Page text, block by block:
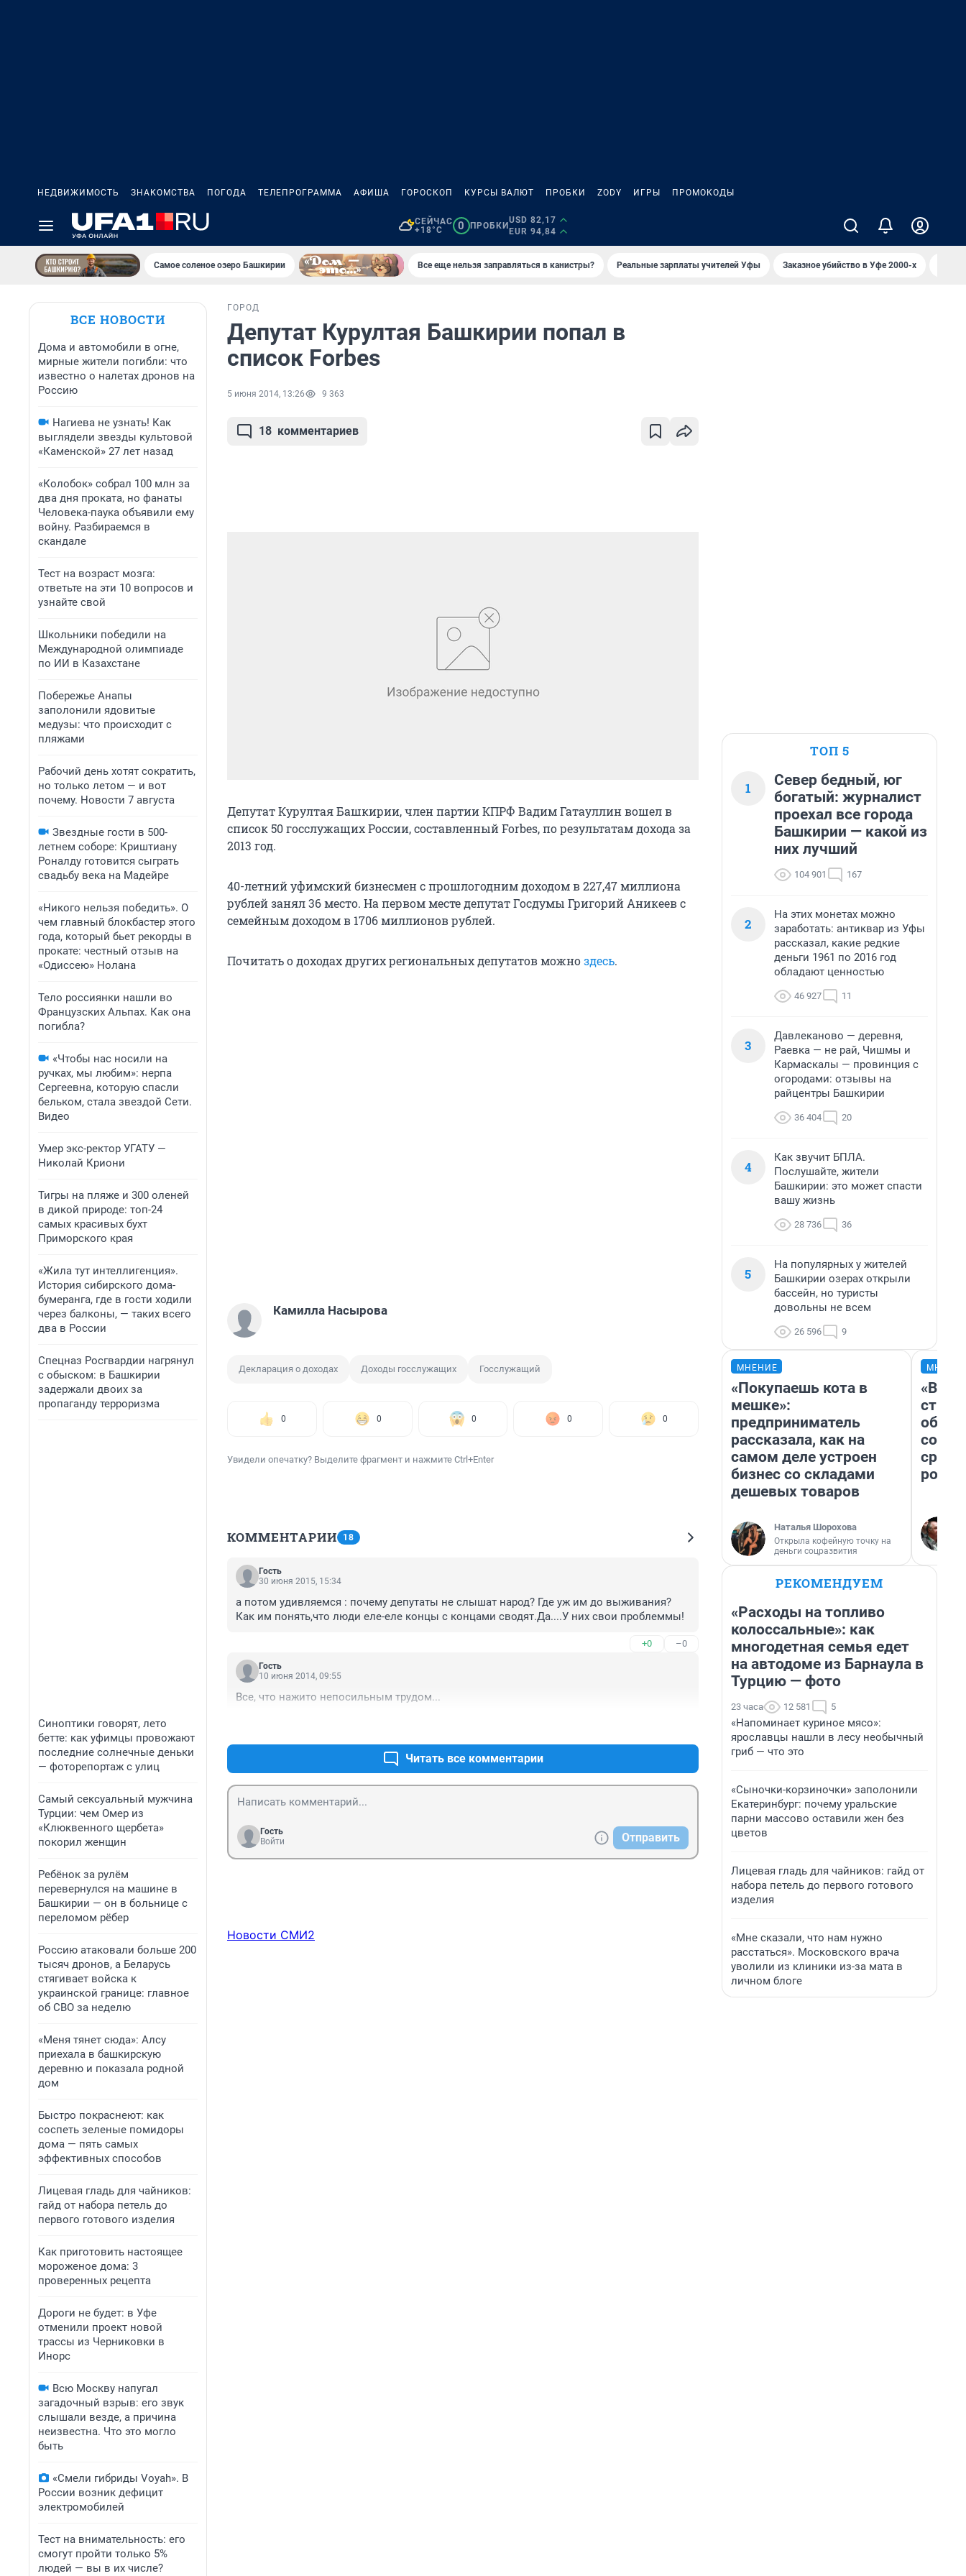
НЕДВИЖИМОСТЬ ЗНАКОМСТВА ПОГОДА ТЕЛЕПРОГРАММА АФИША ГОРОСКОП КУРСЫ ВАЛЮТ ПРОБКИ ZODY ИГРЫ ПРОМОКОДЫ
СЕЙЧАС
+18°C
0 ПРОБКИ
USD 82,17
EUR 94,84
Самое соленое озеро Башкирии Все еще нельзя заправляться в канистры? Реальные зарплаты учителей Уфы Заказное убийство в Уфе 2000-х
ВСЕ НОВОСТИ
Дома и автомобили в огне,
мирные жители погибли: что
известно о налетах дронов на
Россию
Нагиева не узнать! Как
выглядели звезды культовой
«Каменской» 27 лет назад
«Колобок» собрал 100 млн за
два дня проката, но фанаты
Человека-паука объявили ему
войну. Разбираемся в
скандале
Тест на возраст мозга:
ответьте на эти 10 вопросов и
узнайте свой
Школьники победили на
Международной олимпиаде
по ИИ в Казахстане
Побережье Анапы
заполонили ядовитые
медузы: что происходит с
пляжами
Рабочий день хотят сократить,
но только летом — и вот
почему. Новости 7 августа
Звездные гости в 500-
летнем соборе: Криштиану
Роналду готовится сыграть
свадьбу века на Мадейре
«Никого нельзя победить». О
чем главный блокбастер этого
года, который бьет рекорды в
прокате: честный отзыв на
«Одиссею» Нолана
Тело россиянки нашли во
Французских Альпах. Как она
погибла?
«Чтобы нас носили на
ручках, мы любим»: нерпа
Сергеевна, которую спасли
бельком, стала звездой Сети.
Видео
Умер экс-ректор УГАТУ —
Николай Криони
Тигры на пляже и 300 оленей
в дикой природе: топ-24
самых красивых бухт
Приморского края
«Жила тут интеллигенция».
История сибирского дома-
бумеранга, где в гости ходили
через балконы, — таких всего
два в России
Спецназ Росгвардии нагрянул
с обыском: в Башкирии
задержали двоих за
пропаганду терроризма
Синоптики говорят, лето
бетте: как уфимцы провожают
последние солнечные деньки
— фоторепортаж с улиц
Самый сексуальный мужчина
Турции: чем Омер из
«Клюквенного щербета»
покорил женщин
Ребёнок за рулём
перевернулся на машине в
Башкирии — он в больнице с
переломом рёбер
Россию атаковали больше 200
тысяч дронов, а Беларусь
стягивает войска к
украинской границе: главное
об СВО за неделю
«Меня тянет сюда»: Алсу
приехала в башкирскую
деревню и показала родной
дом
Быстро покраснеют: как
соспеть зеленые помидоры
дома — пять самых
эффективных способов
Лицевая гладь для чайников:
гайд от набора петель до
первого готового изделия
Как приготовить настоящее
мороженое дома: 3
проверенных рецепта
Дороги не будет: в Уфе
отменили проект новой
трассы из Черниковки в
Инорс
Всю Москву напугал
загадочный взрыв: его звук
слышали везде, а причина
неизвестна. Что это могло
быть
«Смели гибриды Voyah». В
России возник дефицит
электромобилей
Тест на внимательность: его
смогут пройти только 5%
людей — вы в их числе?
ГОРОД
Депутат Курултая Башкирии попал в
список Forbes
5 июня 2014, 13:26 9 363
18 комментариев
Депутат Курултая Башкирии, член партии КПРФ Вадим Гатауллин вошел в
список 50 госслужащих России, составленный Forbes, по результатам дохода за
2013 год.
40-летний уфимский бизнесмен с прошлогодним доходом в 227,47 миллиона
рублей занял 36 место. На первом месте депутат Госдумы Григорий Аникеев с
семейным доходом в 1706 миллионов рублей.
Почитать о доходах других региональных депутатов можноздесь.
Камилла Насырова
Декларация о доходах Доходы госслужащих Госслужащий
0 0 0 0 0
Увидели опечатку? Выделите фрагмент и нажмите Ctrl+Enter
КОММЕНТАРИИ 18
Гость
30 июня 2015, 15:34
а потом удивляемся : почему депутаты не слышат народ? Где уж им до выживания?
Как им понять,что люди еле-еле концы с концами сводят.Да....У них свои проблеммы!
+0 –0
Гость
10 июня 2014, 09:55
Все, что нажито непосильным трудом...
Читать все комментарии
Гость
Войти
Отправить
Новости СМИ2
ТОП 5
1
Север бедный, юг
богатый: журналист
проехал все города
Башкирии — какой из
них лучший
104 901 167
2
На этих монетах можно
заработать: антиквар из Уфы
рассказал, какие редкие
деньги 1961 по 2016 год
обладают ценностью
46 927 11
3
Давлеканово — деревня,
Раевка — не рай, Чишмы и
Кармаскалы — провинция с
огородами: отзывы на
райцентры Башкирии
36 404 20
4
Как звучит БПЛА.
Послушайте, жители
Башкирии: это может спасти
вашу жизнь
28 736 36
5
На популярных у жителей
Башкирии озерах открыли
бассейн, но туристы
довольны не всем
26 596 9
МНЕНИЕ
«Покупаешь кота в
мешке»:
предприниматель
рассказала, как на
самом деле устроен
бизнес со складами
дешевых товаров
Наталья Шорохова
Открыла кофейную точку на
деньги соцразвития
«В
РЕКОМЕНДУЕМ
«Расходы на топливо
колоссальные»: как
многодетная семья едет
на автодоме из Барнаула в
Турцию — фото
23 часа 12 581 5
«Напоминает куриное мясо»:
ярославцы нашли в лесу необычный
гриб — что это
«Сыночки-корзиночки» заполонили
Екатеринбург: почему уральские
парни массово оставили жен без
цветов
Лицевая гладь для чайников: гайд от
набора петель до первого готового
изделия
«Мне сказали, что нам нужно
расстаться». Московского врача
уволили из клиники из-за мата в
личном блоге